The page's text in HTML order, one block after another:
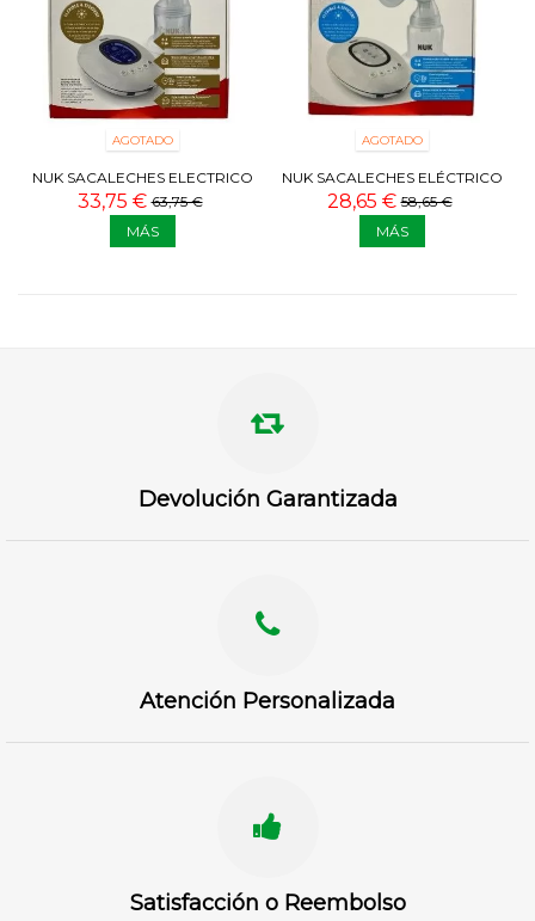
AGOTADO
NUK SACALECHES ELECTRICO
NATURE SENSE
33,75 €63,75 €
MÁS
AGOTADO
NUK SACALECHES ELÉCTRICO
FIRST CHOICE+
28,65 €58,65 €
MÁS
Devolución Garantizada
Atención Personalizada
Satisfacción o Reembolso